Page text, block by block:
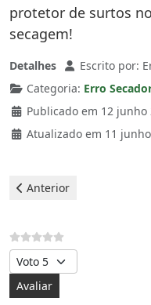
protetor de surtos
secagem!
Detalhes Escrito por:
Categoria: Erro
Publicado em 12 junho
Atualizado em 11
Artigo anterior: Siemens
Anterior
Avalie, por favor